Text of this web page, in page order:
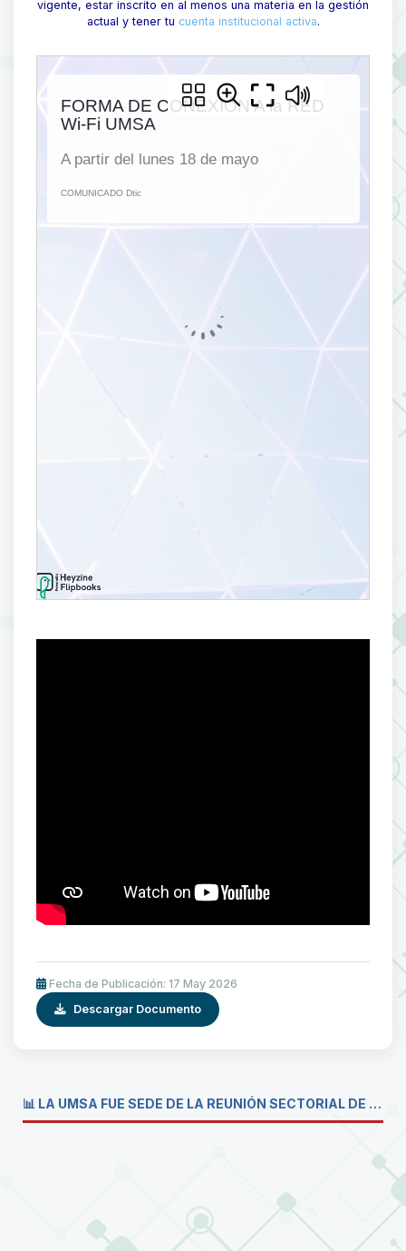
vigente, estar inscrito en al menos una materia en la gestión
actual y tener tu cuenta institucional activa.
Fecha de Publicación: 17 May 2026
Descargar Documento
📊 LA UMSA FUE SEDE DE LA REUNIÓN SECTORIAL DE CARRERAS DE ECONOMÍA DEL SISTEMA DE LA UNIVERSIDAD BOLIVIANA💼